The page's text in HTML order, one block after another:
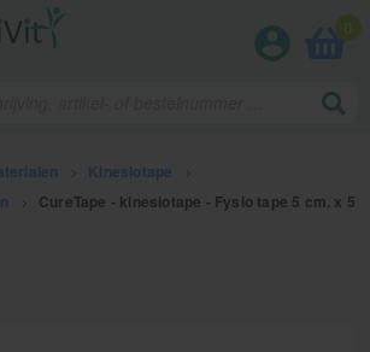
0
Kinesiotape
CureTape - kinesiotape - Fysio tape 5 cm. x 5